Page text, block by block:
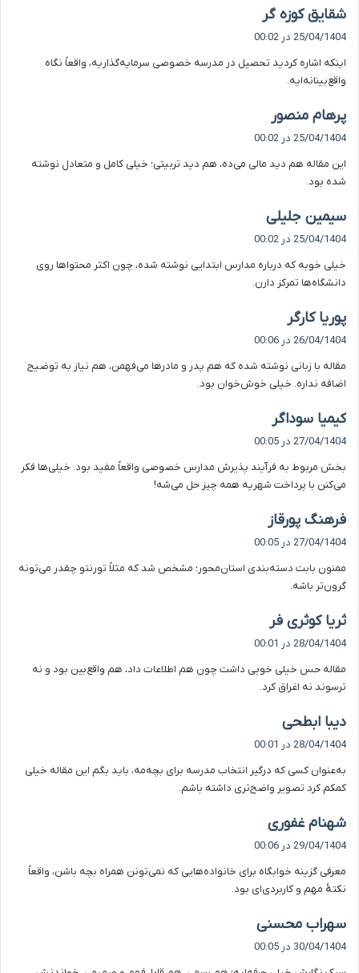
شقایق کوزه گر
ف
:
25/04/1404 در 00:02
اینکه اشاره کردید تحصیل در مدرسه خصوصی سرمایه‌گذاریه، واقعاً نگاه
واقع‌بینانه‌ایه.
پرهام منصور
ف
:
25/04/1404 در 00:02
این مقاله هم دید مالی می‌ده، هم دید تربیتی؛ خیلی کامل و متعادل نوشته
شده بود.
سیمین جلیلی
ف
:
25/04/1404 در 00:02
خیلی خوبه که درباره مدارس ابتدایی نوشته شده، چون اکثر محتواها روی
دانشگاه‌ها تمرکز دارن.
پوریا کارگر
:
26/04/1404 در 00:06
مقاله با زبانی نوشته شده که هم پدر و مادرها می‌فهمن، هم نیاز به توضیح
اضافه نداره. خیلی خوش‌خوان بود.
کیمیا سوداگر
ف
:
27/04/1404 در 00:05
بخش مربوط به فرآیند پذیرش مدارس خصوصی واقعاً مفید بود. خیلی‌ها فکر
می‌کنن با پرداخت شهریه همه چیز حل می‌شه!
فرهنگ پورقاز
ف
:
27/04/1404 در 00:05
ممنون بابت دسته‌بندی استان‌محور؛ مشخص شد که مثلاً تورنتو چقدر می‌تونه
گرون‌تر باشه.
ثریا کوثری فر
ف
:
28/04/1404 در 00:01
مقاله حس خیلی خوبی داشت چون هم اطلاعات داد، هم واقع‌بین بود و نه
ترسوند نه اغراق کرد.
دیبا ابطحی
ف
:
28/04/1404 در 00:01
به‌عنوان کسی که درگیر انتخاب مدرسه برای بچه‌مه، باید بگم این مقاله خیلی
کمکم کرد تصویر واضح‌تری داشته باشم.
شهنام غفوری
ف
:
29/04/1404 در 00:06
معرفی گزینه خوابگاه برای خانواده‌هایی که نمی‌تونن همراه بچه باشن، واقعاً
نکتۀ مهم و کاربردی‌ای بود.
سهراب محسنی
ف
30/04/1404 در 00:05